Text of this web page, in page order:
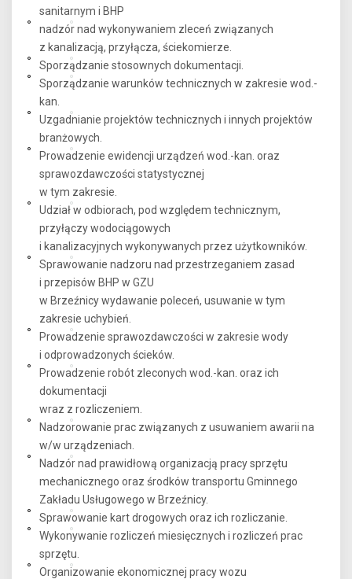
sanitarnym i BHP
nadzór nad wykonywaniem zleceń związanych
z kanalizacją, przyłącza, ściekomierze.
Sporządzanie stosownych dokumentacji.
Sporządzanie warunków technicznych w zakresie wod.-
kan.
Uzgadnianie projektów technicznych i innych projektów
branżowych.
Prowadzenie ewidencji urządzeń wod.-kan. oraz
sprawozdawczości statystycznej
w tym zakresie.
Udział w odbiorach, pod względem technicznym,
przyłączy wodociągowych
i kanalizacyjnych wykonywanych przez użytkowników.
Sprawowanie nadzoru nad przestrzeganiem zasad
i przepisów BHP w GZU
w Brzeźnicy wydawanie poleceń, usuwanie w tym
zakresie uchybień.
Prowadzenie sprawozdawczości w zakresie wody
i odprowadzonych ścieków.
Prowadzenie robót zleconych wod.-kan. oraz ich
dokumentacji
wraz z rozliczeniem.
Nadzorowanie prac związanych z usuwaniem awarii na
w/w urządzeniach.
Nadzór nad prawidłową organizacją pracy sprzętu
mechanicznego oraz środków transportu Gminnego
Zakładu Usługowego w Brzeźnicy.
Sprawowanie kart drogowych oraz ich rozliczanie.
Wykonywanie rozliczeń miesięcznych i rozliczeń prac
sprzętu.
Organizowanie ekonomicznej pracy wozu